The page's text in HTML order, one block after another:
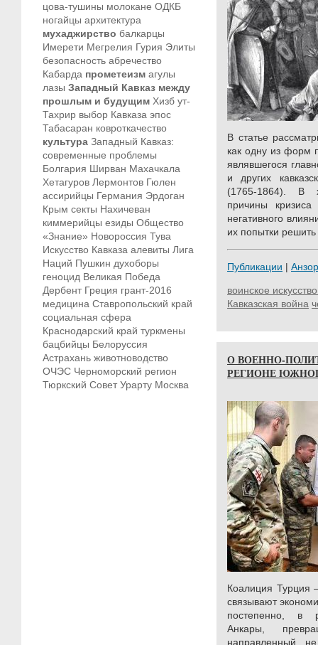
цова-тушины молокане ОДКБ
ногайцы архитектура
мухаджирство балкарцы
Имерети Мегрелия Гурия Элиты
безопасность абречество
Кабарда прометеизм агулы
лазы Западный Кавказ между
прошлым и будущим Хизб ут-
Тахрир выбор Кавказа эпос
Табасаран ковроткачество
культура Западный Кавказ:
современные проблемы
Болгария Ширван Махачкала
Хетагуров Лермонтов Гюлен
ассирийцы Германия Эрдоган
Крым секты Нахичеван
киммерийцы езиды Общество
«Знание» Новороссия Тува
Искусство Кавказа алевиты Лига
Наций Пушкин духоборы
геноцид Великая Победа
Дербент Греция грант-2016
медицина Ставропольский край
социальная сфера
Краснодарский край туркмены
бацбийцы Белоруссия
Астрахань животноводство
ОЧЭС Черноморский регион
Тюркский Совет Урарту Москва
В статье
как одну из форм
являвшегося
и других
(1765-1864). В
причины
негативного
их попытки
Публикации |
воинское
Кавказская война
О ВОЕННО-
РЕГИОНЕ
Коалиция Турция
связывают
постепенно, в
Анкары,
направленный,